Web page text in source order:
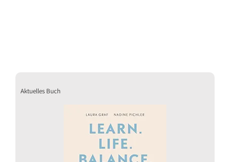
Aktuelles Buch